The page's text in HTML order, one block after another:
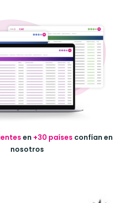
en +30 países confían en
nosotros